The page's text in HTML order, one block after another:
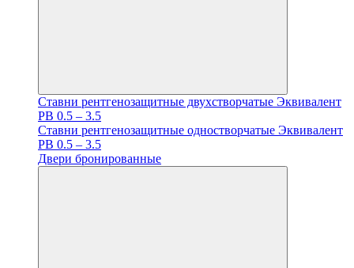
Ставни рентгенозащитные двухстворчатые Эквивалент
PB 0.5 – 3.5
Ставни рентгенозащитные одностворчатые Эквивалент
PB 0.5 – 3.5
Двери бронированные